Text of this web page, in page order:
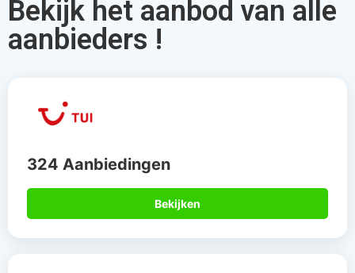
Bekijk het aanbod van alle
aanbieders !
324 Aanbiedingen
Bekijken